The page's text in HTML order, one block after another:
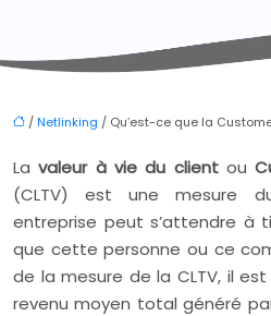
/Netlinking / Qu’est-ce que la
Lavaleur à vie du clientou
(CLTV) est une mesure
entreprise peut s’attendre à
que cette personne ou ce
de la mesure de la CLTV, il
revenu moyen total généré